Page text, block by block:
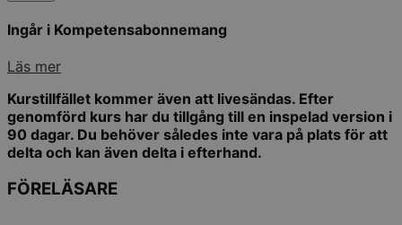
Ingår i Kompetensabonnemang
Läs mer
Kurstillfället kommer även att livesändas. Efter
genomförd kurs har du tillgång till en inspelad version i
90 dagar. Du behöver således inte vara på plats för att
delta och kan även delta i efterhand.
FÖRELÄSARE